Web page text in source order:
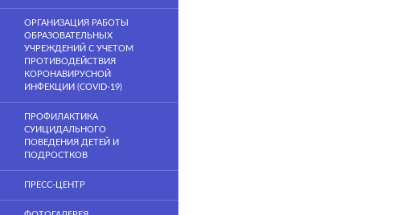
ОРГАНИЗАЦИЯ РАБОТЫ
ОБРАЗОВАТЕЛЬНЫХ
УЧРЕЖДЕНИЙ С УЧЕТОМ
ПРОТИВОДЕЙСТВИЯ
КОРОНАВИРУСНОЙ
ИНФЕКЦИИ (COVID-19)
ПРОФИЛАКТИКА
СУИЦИДАЛЬНОГО
ПОВЕДЕНИЯ ДЕТЕЙ И
ПОДРОСТКОВ
ПРЕСС-ЦЕНТР